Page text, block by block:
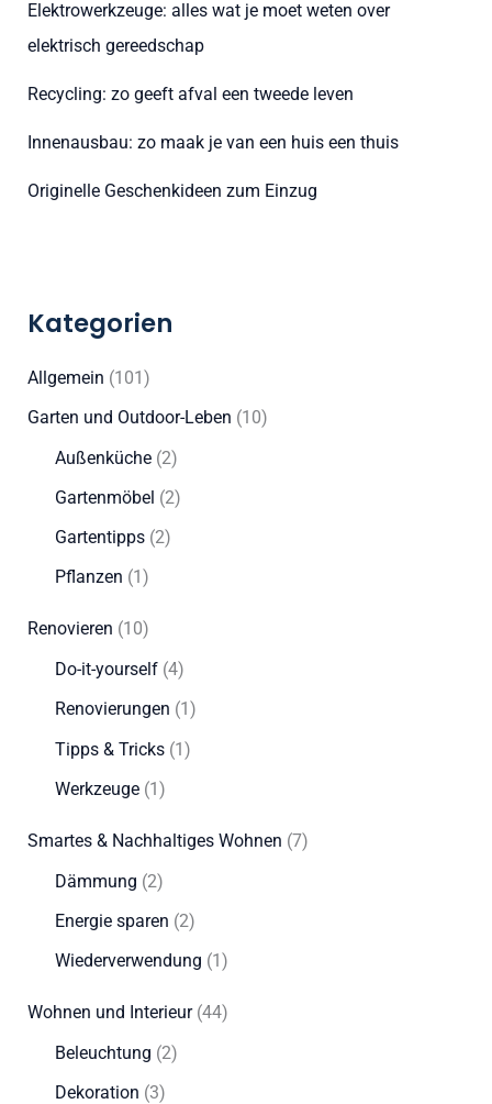
c
h
:
Elektrowerkzeuge: alles wat je moet weten over
elektrisch gereedschap
Recycling: zo geeft afval een tweede leven
Innenausbau: zo maak je van een huis een thuis
Originelle Geschenkideen zum Einzug
Kategorien
Allgemein (101)
Garten und Outdoor-Leben (10)
Außenküche(2)
Gartenmöbel (2)
Gartentipps(2)
Pflanzen (1)
Renovieren (10)
Do-it-yourself(4)
Renovierungen (1)
Tipps & Tricks(1)
Werkzeuge(1)
Smartes & Nachhaltiges Wohnen (7)
Dämmung (2)
Energie sparen (2)
Wiederverwendung (1)
Wohnen und Interieur(44)
Beleuchtung (2)
Dekoration (3)